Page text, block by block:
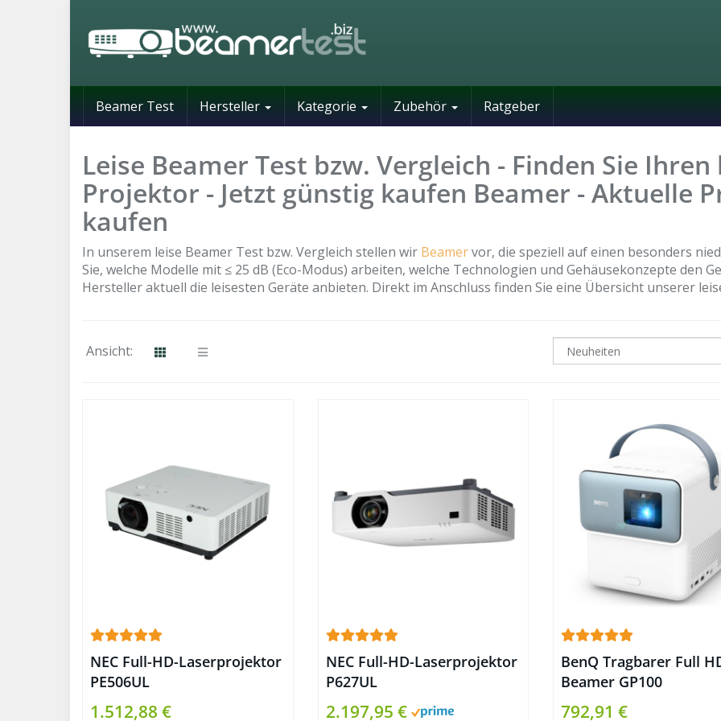
Beamer Test Hersteller Kategorie Zubehör Ratgeber
Leise Beamer Test bzw. Vergleich - Finden Sie
Projektor - Jetzt günstig kaufen Beamer - Aktuelle
kaufen
In unserem leise Beamer Test bzw. Vergleich stellen wir Beamervor, die speziell auf einen besonders
Sie, welche Modelle mit ≤ 25 dB (Eco-Modus) arbeiten, welche Technologien und Gehäuse­konzepte den
Hersteller aktuell die leisesten Geräte anbieten. Direkt im Anschluss finden Sie eine Übersicht unserer
Ansicht:
NEC Full-HD-Laserprojektor
PE506UL
1.512,88 €
NEC Full-HD-Laserprojektor
P627UL
2.197,95 €
BenQ Tragbarer Full
Beamer GP100
792,91 €